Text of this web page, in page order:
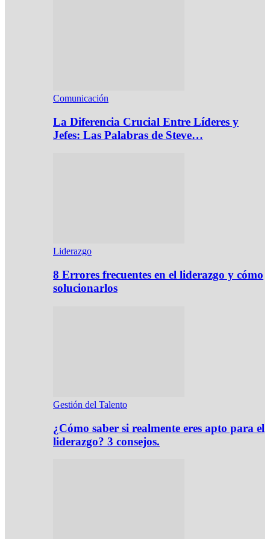
Comunicación
La Diferencia Crucial Entre Líderes y
Jefes: Las Palabras de Steve…
Liderazgo
8 Errores frecuentes en el liderazgo y cómo
solucionarlos
Gestión del Talento
¿Cómo saber si realmente eres apto para el
liderazgo? 3 consejos.